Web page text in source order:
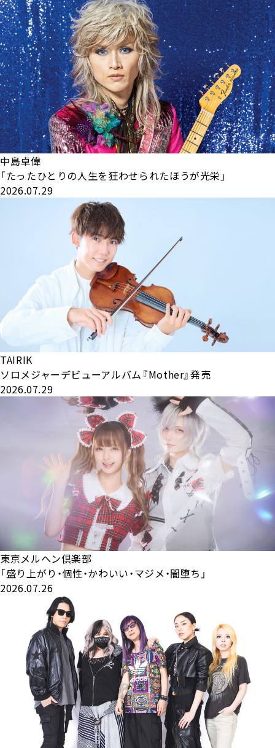
中島卓偉
「たったひとりの人生を狂わせられたほうが光栄」
2026.07.29
TAIRIK
ソロメジャーデビューアルバム『Mother』発売
2026.07.29
東京メルヘン倶楽部
「盛り上がり・個性・かわいい・マジメ・闇堕ち」
2026.07.26